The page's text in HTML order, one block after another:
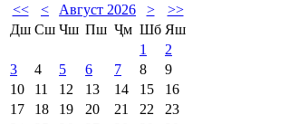
<< < Август 2026 >
>>
Дш Сш Чш Пш Ҷм Шб Яш
1
2
3
4 5 6 7 8
9
10
11 12 13 14 15
16
17
18 19 20 21 22
23